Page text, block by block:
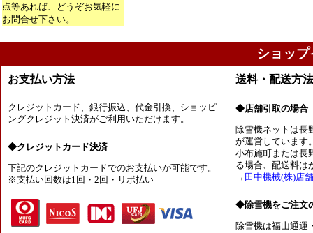
点等あれば、どうぞお気軽に
お問合せ下さい。
ショッ
お支払い方法
クレジットカード、銀行振込、代金引換、ショッピ
ングクレジット決済がご利用いただけます。
◆クレジットカード決済
下記のクレジットカードでのお支払いが可能です。
※支払い回数は1回・2回・リボ払い
送料・配送方
◆店舗引取の場合
除雪機ネットは長
が運営しています
小布施町または長
る場合、配送料は
→ 田中機械(株)店
◆除雪機をご注文
除雪機は福山通運